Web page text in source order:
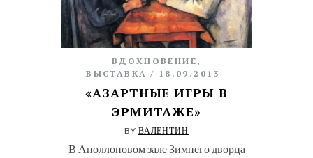
ВДОХНОВЕНИЕ ,
ВЫСТАВКА
18.09.2013
«АЗАРТНЫЕ ИГРЫ В
ЭРМИТАЖЕ»
BY ВАЛЕНТИН
В Аполлоновом зале Зимнего дворца